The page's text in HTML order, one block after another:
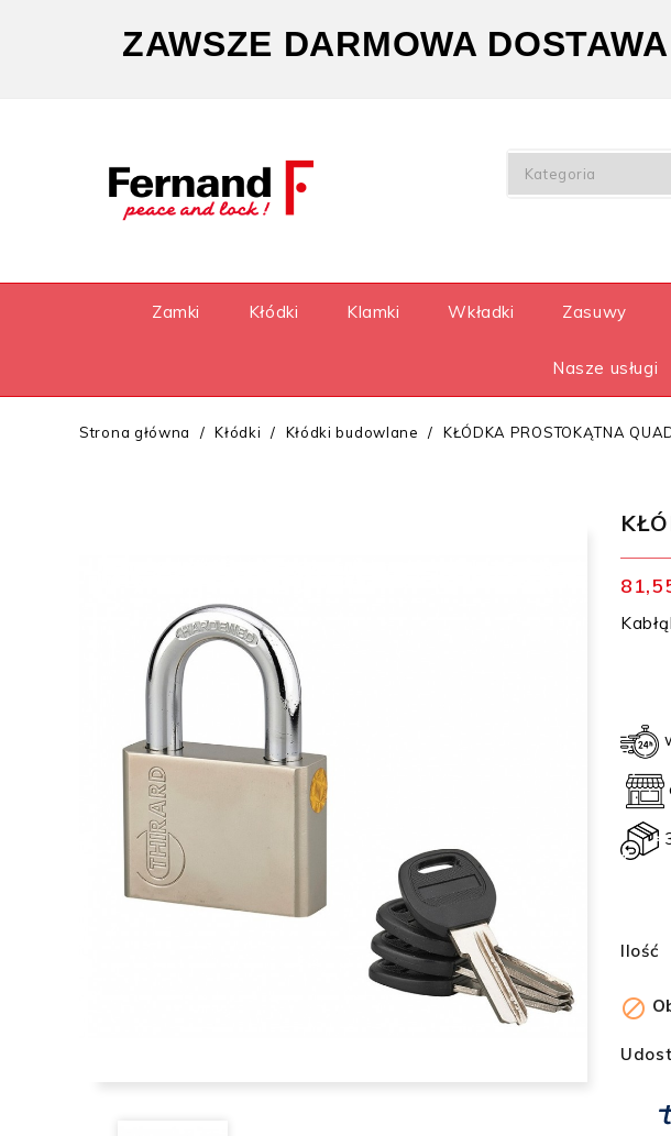
ZAWSZE DARMOWA
Zamki Kłódki Klamki Wkładki Zasuwy
Nasze usługi
Strona główna Kłódki Kłódki budowlane KŁÓDKA PROSTOKĄTNA
Ilość
